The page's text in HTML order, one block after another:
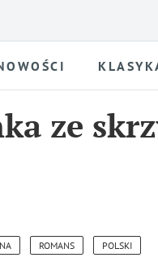
ze
ROMANS POLSKI